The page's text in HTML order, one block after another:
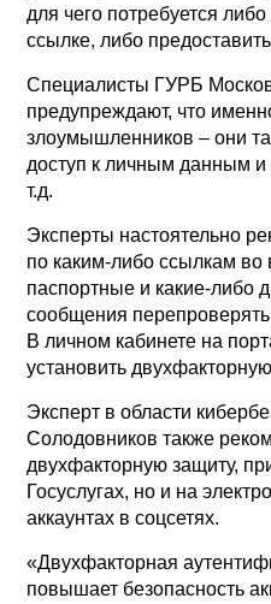
для чего потребуется
ссылке, либо
Специалисты ГУРБ
предупреждают, что
злоумышленников – они
доступ к личным данным
т.д.
Эксперты настоятельно
по каким-либо ссылкам во
паспортные и какие-либо
сообщения
В личном кабинете на
установить
Эксперт в области
Солодовников также
двухфакторную защиту,
Госуслугах, но и на
аккаунтах в соцсетях.
«Двухфакторная
повышает безопасность